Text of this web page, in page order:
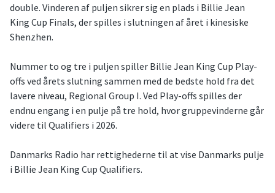
double. Vinderen af puljen sikrer sig en plads i Billie Jean
King Cup Finals, der spilles i slutningen af året i kinesiske
Shenzhen.
Nummer to og tre i puljen spiller Billie Jean King Cup Play-
offs ved årets slutning sammen med de bedste hold fra det
lavere niveau, Regional Group I. Ved Play-offs spilles der
endnu engang i en pulje på tre hold, hvor gruppevinderne går
videre til Qualifiers i 2026.
Danmarks Radio har rettighederne til at vise Danmarks pulje
i Billie Jean King Cup Qualifiers.